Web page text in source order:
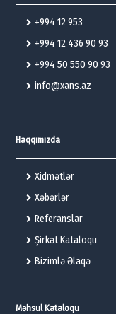
+994 12 953
+994 12 436 90 93
+994 50 550 90 93
info@xans.az
Haqqımızda
Xidmətlər
Xəbərlər
Referanslar
Şirkət Kataloqu
Bizimlə Əlaqə
Məhsul Kataloqu